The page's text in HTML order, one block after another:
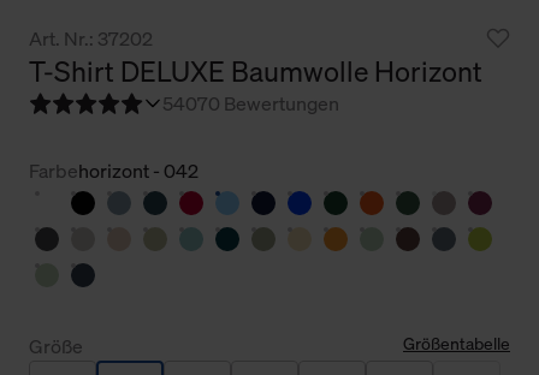
Art. Nr.: 37202
T-Shirt DELUXE Baumwolle Horizont
54070 Bewertungen
Farbehorizont - 042
Größe Größentabelle